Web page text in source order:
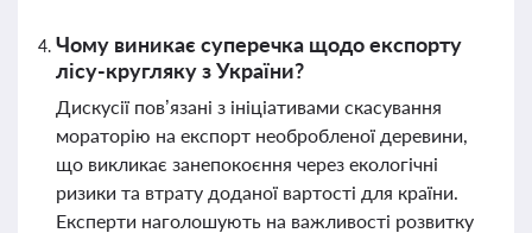
Чому виникає суперечка щодо експорту
лісу-кругляку з України?
Дискусії пов’язані з ініціативами скасування
мораторію на експорт необробленої деревини,
що викликає занепокоєння через екологічні
ризики та втрату доданої вартості для країни.
Експерти наголошують на важливості розвитку